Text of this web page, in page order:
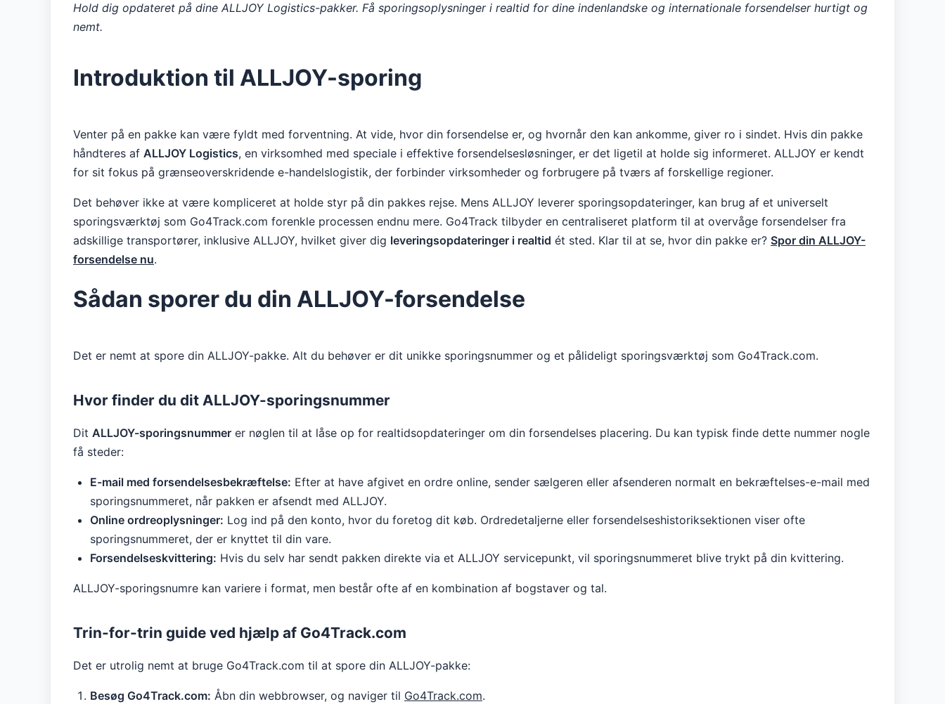
Hold dig opdateret på dine ALLJOY Logistics-pakker. Få sporingsoplysninger i realtid for dine indenlandske og internationale forsendelser hurtigt og
nemt.
Introduktion til ALLJOY-sporing
Venter på en pakke kan være fyldt med forventning. At vide, hvor din forsendelse er, og hvornår den kan ankomme, giver ro i sindet. Hvis din pakke
håndteres af ALLJOY Logistics, en virksomhed med speciale i effektive forsendelsesløsninger, er det ligetil at holde sig informeret. ALLJOY er kendt
for sit fokus på grænseoverskridende e-handelslogistik, der forbinder virksomheder og forbrugere på tværs af forskellige regioner.
Det behøver ikke at være kompliceret at holde styr på din pakkes rejse. Mens ALLJOY leverer sporingsopdateringer, kan brug af et universelt
sporingsværktøj som Go4Track.com forenkle processen endnu mere. Go4Track tilbyder en centraliseret platform til at overvåge forsendelser fra
adskillige transportører, inklusive ALLJOY, hvilket giver dig leveringsopdateringer i realtid ét sted. Klar til at se, hvor din pakke er? Spor din ALLJOY-
forsendelse nu.
Sådan sporer du din ALLJOY-forsendelse
Det er nemt at spore din ALLJOY-pakke. Alt du behøver er dit unikke sporingsnummer og et pålideligt sporingsværktøj som Go4Track.com.
Hvor finder du dit ALLJOY-sporingsnummer
Dit ALLJOY-sporingsnummer er nøglen til at låse op for realtidsopdateringer om din forsendelses placering. Du kan typisk finde dette nummer nogle
få steder:
E-mail med forsendelsesbekræftelse: Efter at have afgivet en ordre online, sender sælgeren eller afsenderen normalt en bekræftelses-e-mail med
sporingsnummeret, når pakken er afsendt med ALLJOY.
Online ordreoplysninger: Log ind på den konto, hvor du foretog dit køb. Ordredetaljerne eller forsendelseshistoriksektionen viser ofte
sporingsnummeret, der er knyttet til din vare.
Forsendelseskvittering: Hvis du selv har sendt pakken direkte via et ALLJOY servicepunkt, vil sporingsnummeret blive trykt på din kvittering.
ALLJOY-sporingsnumre kan variere i format, men består ofte af en kombination af bogstaver og tal.
Trin-for-trin guide ved hjælp af Go4Track.com
Det er utrolig nemt at bruge Go4Track.com til at spore din ALLJOY-pakke:
Besøg Go4Track.com: Åbn din webbrowser, og naviger til Go4Track.com.